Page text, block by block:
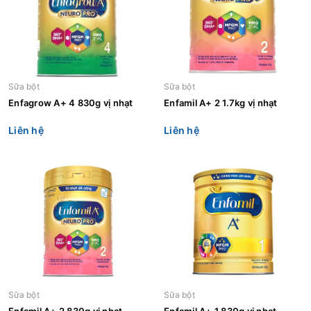
Sữa bột
Enfagrow A+ 4 830g vị nhạt
Liên hệ
Sữa bột
Enfamil A+ 2 1.7kg vị nhạt
Liên hệ
Sữa bột Sữa bột